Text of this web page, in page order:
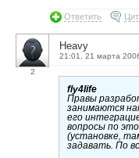
Ответить
2
Heavy
21:01, 21 марта
fly4life
Правы
занимаются
его
вопросы по
(установке,
задавать. По